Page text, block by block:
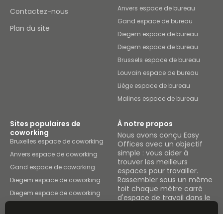
Contactez-nous
Plan du site
Anvers espace de bureau
Gand espace de bureau
Diegem espace de bureau
Diegem espace de bureau
Brussels espace de bureau
Louvain espace de bureau
Liège espace de bureau
Malines espace de bureau
Sites populaires de
coworking
Bruxelles espace de coworking
Anvers espace de coworking
Gand espace de coworking
Diegem espace de coworking
Diegem espace de coworking
À notre propos
Nous avons conçu Easy
Offices avec un objectif
simple : vous aider à
trouver les meilleurs
espaces pour travailler.
Rassembler sous un même
toit chaque mètre carré
d'espace de travail dans le